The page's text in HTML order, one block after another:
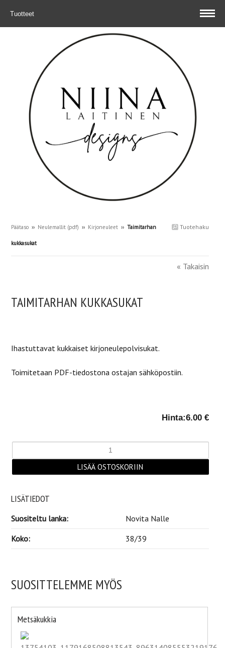
Tuotteet
Tuotehaku
Päätaso ›› Neulemallit (pdf) ›› Kirjoneuleet ›› Taimitarhan
kukkasukat
« Takaisin
TAIMITARHAN KUKKASUKAT
Ihastuttavat kukkaiset kirjoneulepolvisukat.
Toimitetaan PDF-tiedostona ostajan sähköpostiin.
Hinta:6.00 €
LISÄTIEDOT
Suositeltu lanka:
Novita Nalle
Koko:
38/39
SUOSITTELEMME MYÖS
Metsäkukkia